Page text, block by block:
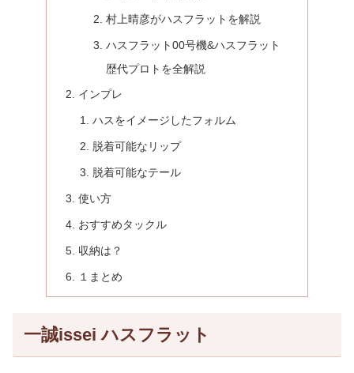
村上晴彦がハスフラットを解説
ハスフラット00号機&ハスフラット
歴代プロトを全解説
インプレ
ハスをイメージしたフォルム
脱着可能なリップ
脱着可能なテール
使い方
おすすめタックル
収納は？
１まとめ
一誠issei ハスフラット